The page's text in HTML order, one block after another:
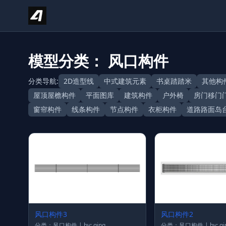
Skip to content
模型分类： 风口构件
分类导航: 2D造型线 中式建筑元素 书桌踏踏米 其他构
屋顶屋檐构件
平面图库 建筑构件 户外椅 房门移门
窗帘构件
线条构件 节点构件 衣柜构件 道路路面岛
风口构件3 风口构件2